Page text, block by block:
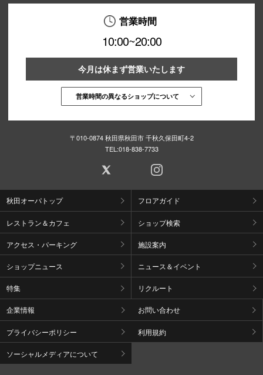
営業時間
10:00~20:00
今月は休まず営業いたします
営業時間の異なるショップについて
〒010-0874 秋田県秋田市 千秋久保田町4-2
TEL:018-838-7733
秋田オーパトップ フロアガイド
レストラン＆カフェ ショップ検索
アクセス・パーキング 施設案内
ショップニュース ニュース＆イベント
特集 リクルート
企業情報 お問い合わせ
プライバシーポリシー 利用規約
ソーシャルメディアについて